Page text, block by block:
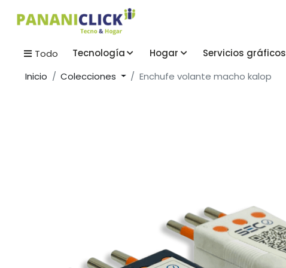
Todo Tecnología Hogar Servicios gráficos
Inicio
Colecciones Enchufe volante macho kalop